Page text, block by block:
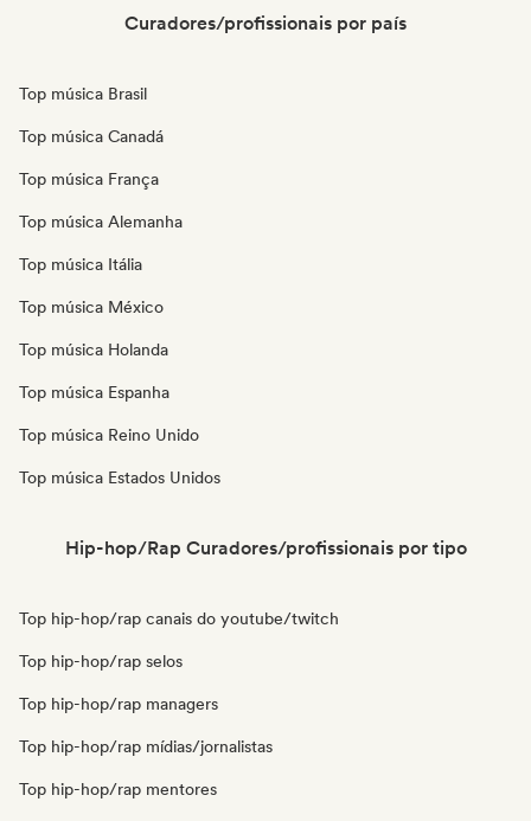
Curadores/profissionais por país
Top música Brasil
Top música Canadá
Top música França
Top música Alemanha
Top música Itália
Top música México
Top música Holanda
Top música Espanha
Top música Reino Unido
Top música Estados Unidos
Hip-hop/Rap Curadores/profissionais por tipo
Top hip-hop/rap canais do youtube/twitch
Top hip-hop/rap selos
Top hip-hop/rap managers
Top hip-hop/rap mídias/jornalistas
Top hip-hop/rap mentores